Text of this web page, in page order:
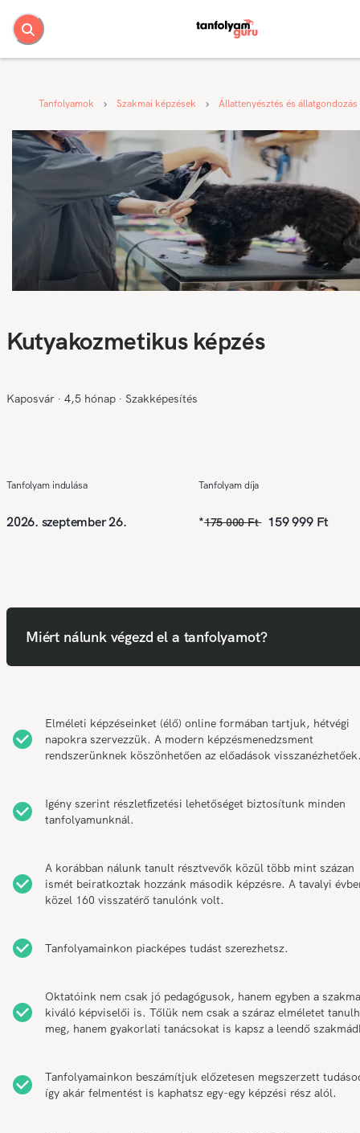
Tanfolyamok Szakmai képzések Állattenyésztés és állatgondozás
Kutyakozmetikus képzés
Kaposvár ∙ 4,5 hónap ∙ Szakképesítés
Tanfolyam indulása
2026. szeptember 26.
Tanfolyam díja
*175 000 Ft 159 999 Ft
Miért nálunk végezd el a tanfolyamot?
Elméleti képzéseinket (élő) online formában tartjuk, hétvégi
napokra szervezzük. A modern képzésmenedzsment
rendszerünknek köszönhetően az előadások
Igény szerint részletfizetési lehetőséget biztosítunk minden
tanfolyamunknál.
A korábban nálunk tanult résztvevők közül több mint százan
ismét beiratkoztak hozzánk második képzésre. A tavalyi
közel 160 visszatérő tanulónk volt.
Tanfolyamainkon piacképes tudást szerezhetsz.
Oktatóink nem csak jó pedagógusok, hanem egyben a szakma
kiváló képviselői is. Tőlük nem csak a száraz elméletet
meg, hanem gyakorlati tanácsokat is kapsz a leendő
Tanfolyamainkon beszámítjuk előzetesen megszerzett
így akár felmentést is kaphatsz egy-egy képzési rész alól.